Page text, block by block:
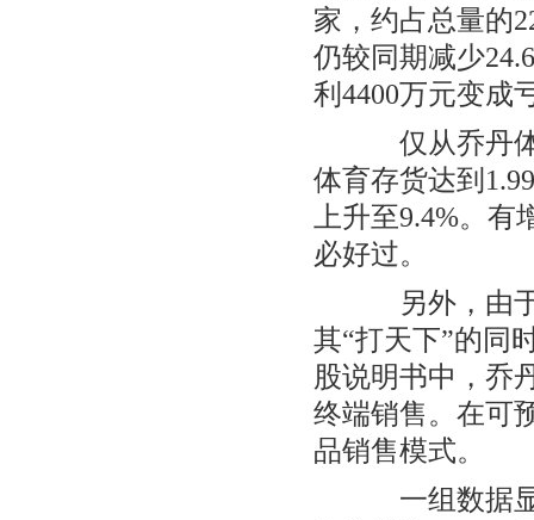
家，约占总量的
仍较同期减少
利4400万元变成
仅从乔丹体
体育存货达到
上升至9.4%。
必好过。
另外，由于
其“打天下”的同
股说明书中，乔
终端销售。在可
品销售模式。
一组数据显